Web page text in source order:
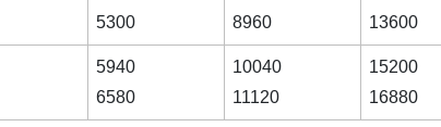
5300
8960
13600
5940
6580
10040
11120
15200
16880